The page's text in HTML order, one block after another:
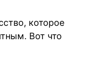
которое
Вот что